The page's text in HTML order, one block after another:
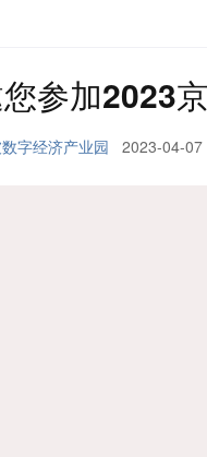
参加2023
字经济产业园 2023-04-07